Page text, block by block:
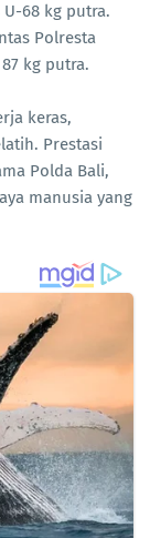
68 kg putra.
Polresta
kg putra.
keras,
Prestasi
Polda Bali,
manusia yang